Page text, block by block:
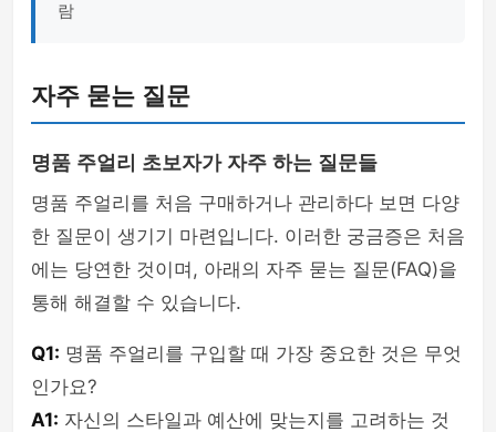
람
자주 묻는 질문
명품 주얼리 초보자가 자주 하는 질문들
명품 주얼리를 처음 구매하거나 관리하다 보면 다양
한 질문이 생기기 마련입니다. 이러한 궁금증은 처음
에는 당연한 것이며, 아래의 자주 묻는 질문(FAQ)을
통해 해결할 수 있습니다.
Q1: 명품 주얼리를 구입할 때 가장 중요한 것은 무엇
인가요?
A1: 자신의 스타일과 예산에 맞는지를 고려하는 것